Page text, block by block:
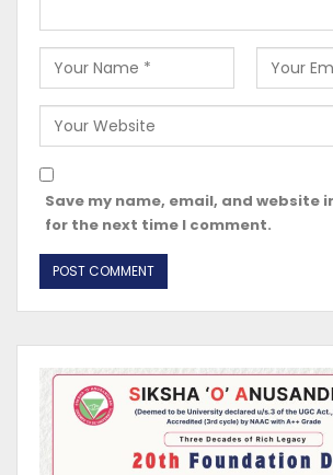
Save my name, email, and website
for the next time I comment.